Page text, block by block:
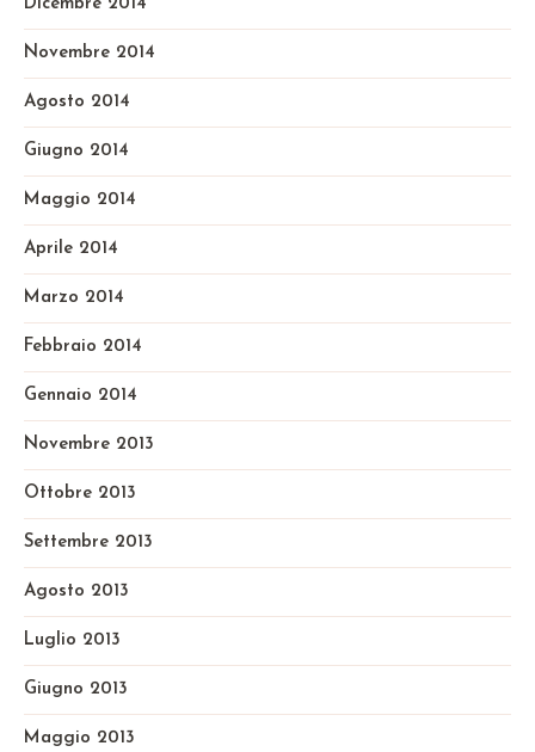
Dicembre 2014
Novembre 2014
Agosto 2014
Giugno 2014
Maggio 2014
Aprile 2014
Marzo 2014
Febbraio 2014
Gennaio 2014
Novembre 2013
Ottobre 2013
Settembre 2013
Agosto 2013
Luglio 2013
Giugno 2013
Maggio 2013